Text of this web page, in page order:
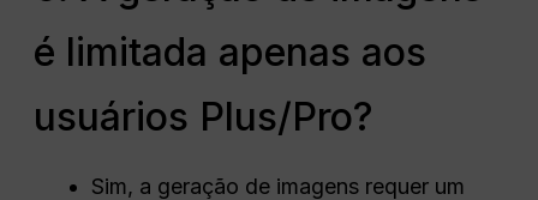
é limitada apenas aos
usuários Plus/Pro?
Sim, a geração de imagens requer um